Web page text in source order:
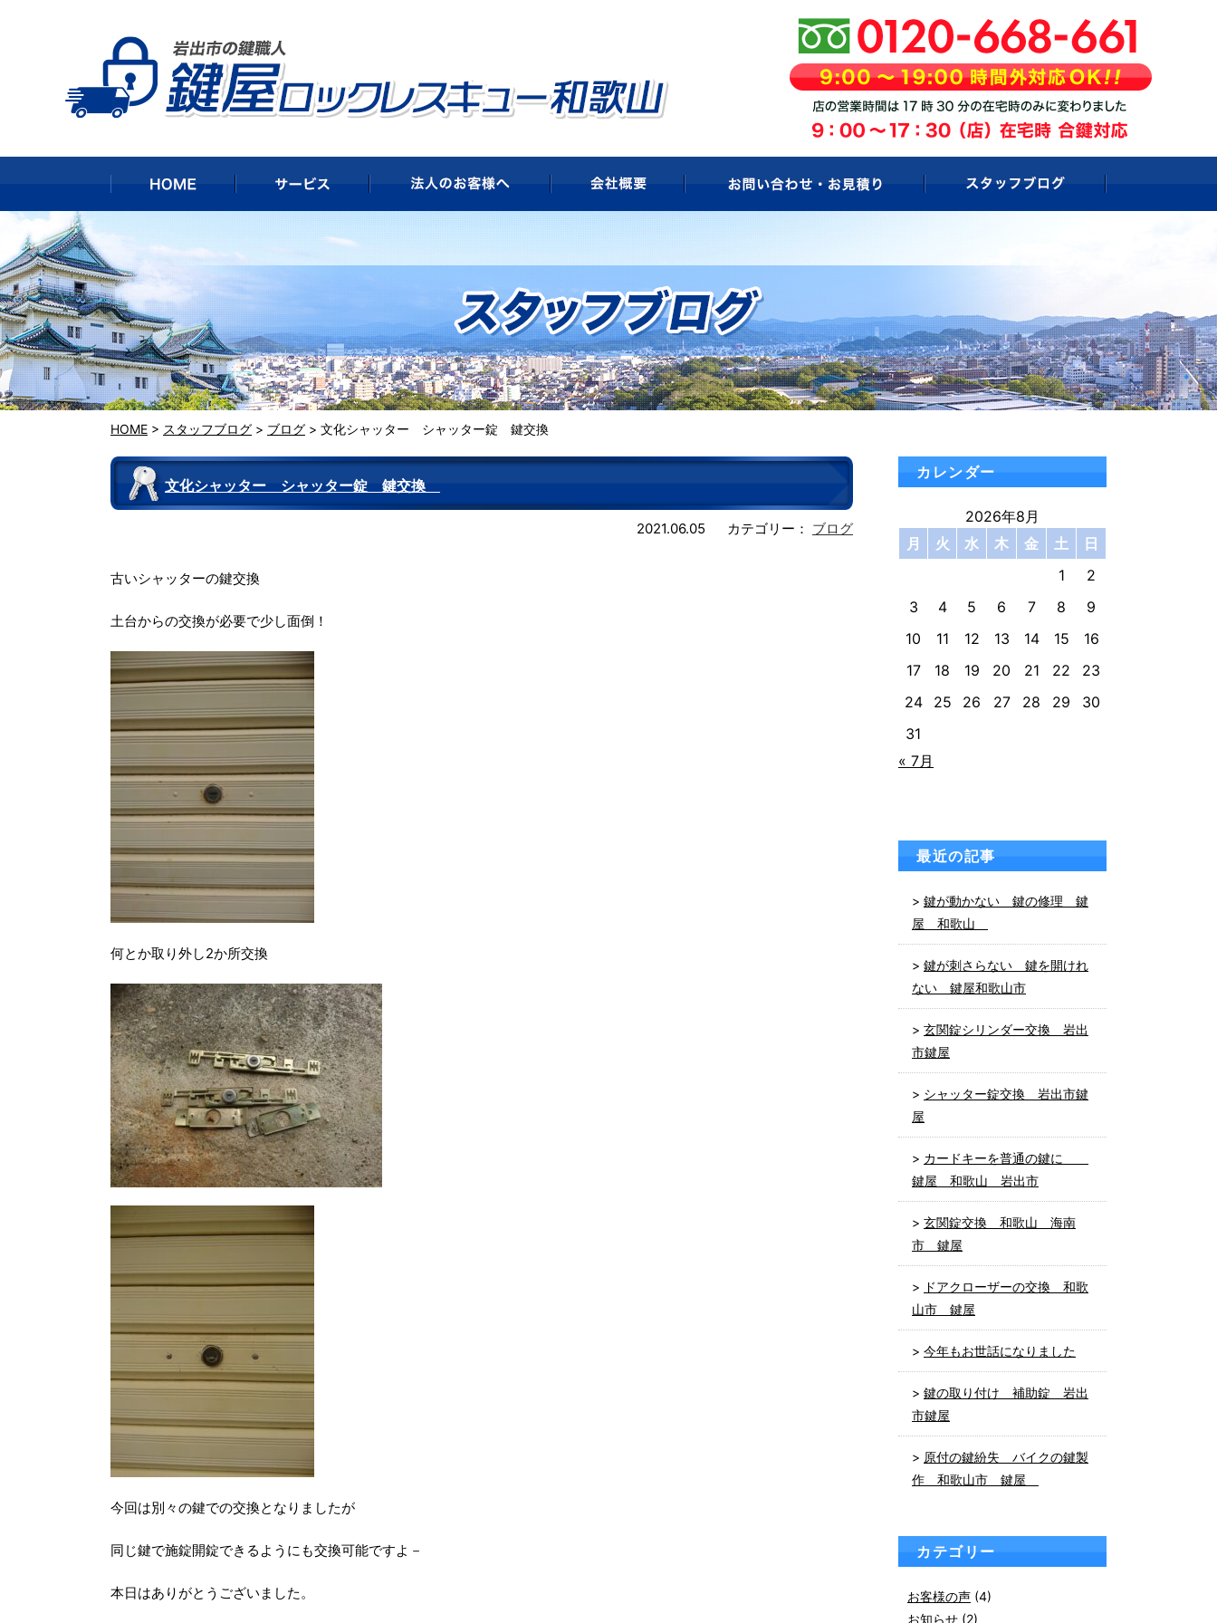
HOME > スタッフブログ > ブログ > 文化シャッター シャッター錠 鍵交換
文化シャッター シャッター錠 鍵交換
2021.06.05 カテゴリー： ブログ
古いシャッターの鍵交換
土台からの交換が必要で少し面倒！
何とか取り外し2か所交換
今回は別々の鍵での交換となりましたが
同じ鍵で施錠開錠できるようにも交換可能ですよ－
本日はありがとうございました。
カレンダー
2026年8月
月
火 水 木 金 土
日
1
2
3
4 5 6 7 8
9
10
11 12 13 14 15
16
17
18 19 20 21 22
23
24
25 26 27 28 29
30
31
« 7月
最近の記事
鍵が動かない 鍵の修理 鍵
屋 和歌山
鍵が刺さらない 鍵を開けれ
ない 鍵屋和歌山市
玄関錠シリンダー交換 岩出
市鍵屋
シャッター錠交換 岩出市鍵
屋
カードキーを普通の鍵に
鍵屋 和歌山 岩出市
玄関錠交換 和歌山 海南
市 鍵屋
ドアクローザーの交換 和歌
山市 鍵屋
今年もお世話になりました
鍵の取り付け 補助錠 岩出
市鍵屋
原付の鍵紛失 バイクの鍵製
作 和歌山市 鍵屋
カテゴリー
お客様の声 (4)
お知らせ (2)